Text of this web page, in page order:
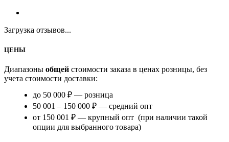
Загрузка отзывов...
ЦЕНЫ
Диапазоны общей стоимости заказа в ценах розницы, без
учета стоимости доставки:
до 50 000 ₽ — розница
50 001 – 150 000 ₽ — средний опт
от 150 001 ₽ — крупный опт (при наличии такой
опции для выбранного товара)